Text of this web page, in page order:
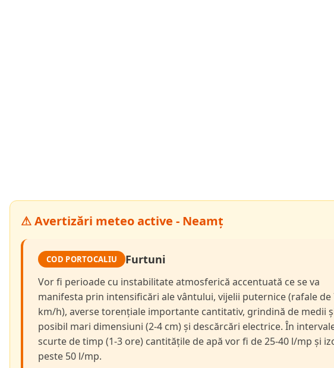
⚠ Avertizări meteo active - Neamț
COD PORTOCALIU Furtuni
Vor fi perioade cu instabilitate atmosferică accentuată ce se va
manifesta prin intensificări ale vântului, vijelii puternice (rafale de
km/h), averse torențiale importante cantitativ, grindină de medii
posibil mari dimensiuni (2-4 cm) și descărcări electrice. În
scurte de timp (1-3 ore) cantitățile de apă vor fi de 25-40 l/mp și
peste 50 l/mp.